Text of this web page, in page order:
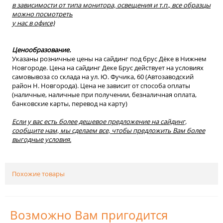
в зависимости от типа монитора, освещения и т.п., все образцы
можно посмотреть
у нас в офисе)
Ценообразование.
Указаны розничные цены на сайдинг под брус Дёке в Нижнем
Новгороде. Цена на сайдинг Деке Брус действует на условиях
самовывоза со склада на ул. Ю. Фучика, 60 (Автозаводский
район Н. Новгорода). Цена не зависит от способа оплаты
(наличные, наличные при получении, безналичная оплата,
банковские карты, перевод на карту)
Если у вас есть более дешевое предложение на сайдинг,
сообщите нам, мы сделаем все, чтобы предложить Вам более
выгодные условия.
Похожие товары
Возможно Вам пригодится